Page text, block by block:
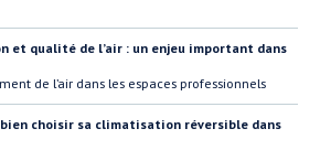
et qualité de l’air : un enjeu important dans
de l’air dans les espaces professionnels
bien choisir sa climatisation réversible dans